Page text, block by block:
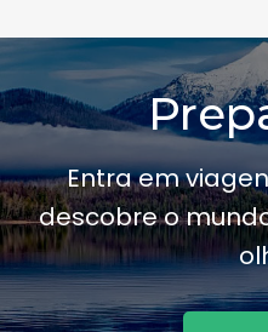
Entra em
descobre o